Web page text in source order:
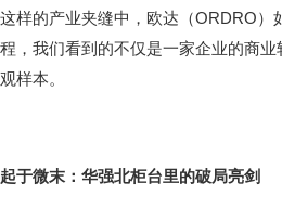
这样的产业夹缝中，欧达（ORDRO）
程，我们看到的不仅是一家企业的商业
观样本。
起于微末：华强北柜台里的破局亮剑